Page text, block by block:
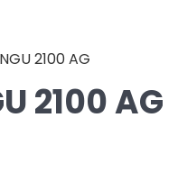
2100 AG
2100 AG